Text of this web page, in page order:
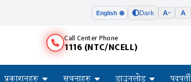
English 🌐 Dark A- A
Call Center Phone
1116 (NTC/NCELL)
प्रकाशनहरु सूचनाहरु डाउनलोड पदपूर्ती